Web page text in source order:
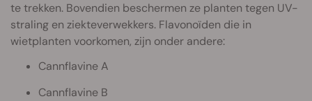
te trekken. Bovendien beschermen ze planten tegen UV-
straling en ziekteverwekkers. Flavonoïden die in
wietplanten voorkomen, zijn onder andere:
Cannflavine A
Cannflavine B